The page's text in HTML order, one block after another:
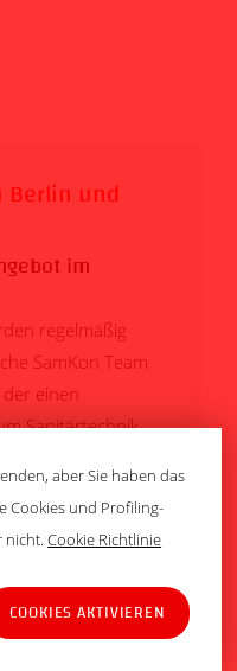
und
im
regelmäßig
SamKon Team
einen
Sanitärtechnik
Back
To
aber Sie haben das
Cookies und Profiling-
nicht.Cookie Richtlinie
COOKIES AKTIVIEREN